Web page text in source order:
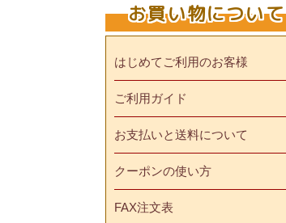
お買い物について
はじめてご利用のお客様
ご利用ガイド
お支払いと送料について
クーポンの使い方
FAX注文表